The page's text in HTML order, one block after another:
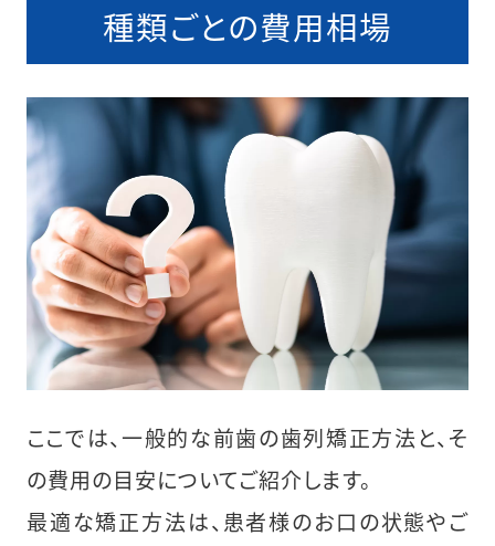
種類ごとの費用相場
ここでは、一般的な前歯の歯列矯正方法と、そ
の費用の目安についてご紹介します。
最適な矯正方法は、患者様のお口の状態やご